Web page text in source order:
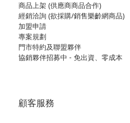
商品上架 (供應商商品合作)
經銷洽詢 (欲採購/銷售樂齡網商品)
加盟申請
專案規劃
門市特約及聯盟夥伴
協銷夥伴招募中 - 免出資、零成本
顧客服務